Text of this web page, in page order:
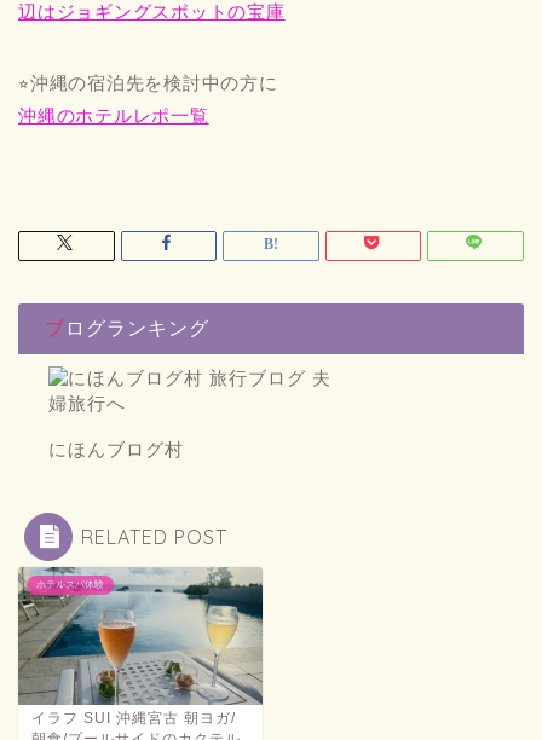
辺はジョギングスポットの宝庫
⭐︎沖縄の宿泊先を検討中の方に
沖縄のホテルレポ一覧
ブログランキング
にほんブログ村
RELATED POST
ホテルスパ体験
イラフ SUI 沖縄宮古 朝ヨガ/